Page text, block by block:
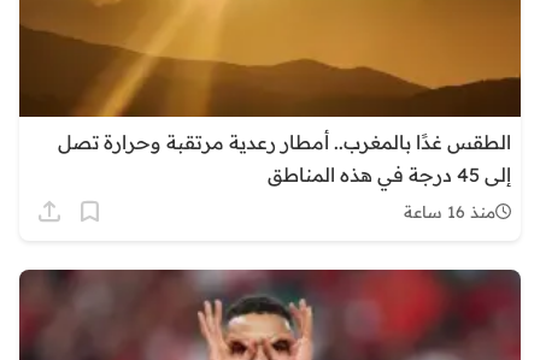
الطقس غدًا بالمغرب.. أمطار رعدية مرتقبة وحرارة تصل
إلى 45 درجة في هذه المناطق
منذ 16 ساعة